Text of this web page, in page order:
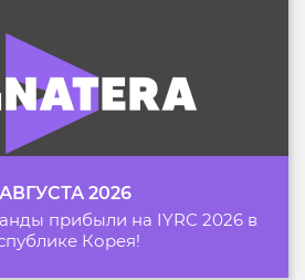
2026
прибыли на IYRC 2026 в
Корея!